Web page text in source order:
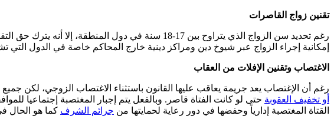
تقنين زواج القاصرات
رغم تحديد سن الزواج الذي يتراوح بين 17-18 سنة في
إمكانية إجراء الزواج عبر شيوخ دين ومراكز دينية خارج المحاكم خاصة في الدول التي
الاغتصاب وتقنين الإفلات من العقاب
رغم أن الإغتصاب يعد جريمة يعاقب عليها القانون باستثناء الاغتصاب الزوجي، لكن
أو تخفيف العقوبة حتى لو كانت الفتاة قاصر. وبالفعل يتم إجبار المغتصبة إجتماعيا
القتاة المغتصبة إدارياً وحفضها في دور رعاية لحمايتها من جرائم الشرف كما هو الحال